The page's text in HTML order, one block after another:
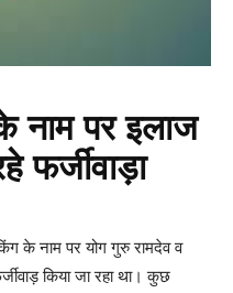
नाम पर इलाज
के नाम पर योग गुरु रामदेव व
किया जा रहा था। कुछ